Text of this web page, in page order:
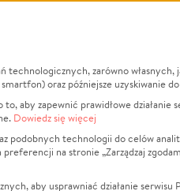
działa?
Prywatności
O
Za
technologicznych, zarówno
oraz późniejsze uzyskiwanie
aby zapewnić prawidłowe
Dowiedz się więcej
podobnych technologii do celów
na stronie „Zarządzaj
aby usprawniać działanie